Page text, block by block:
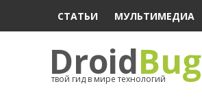
СТАТЬИ МУЛЬТИМЕДИА
DroidBug
твой гид в мире технологий